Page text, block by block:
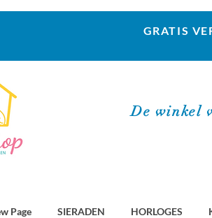
GRATIS
De winkel
Page SIERADEN HORLOGES